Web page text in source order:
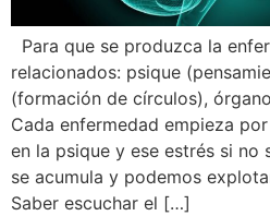
Para que se produzca la
relacionados: psique
(formación de círculos),
Cada enfermedad empieza
en la psique y ese estrés si no
se acumula y podemos
Saber escuchar el […]